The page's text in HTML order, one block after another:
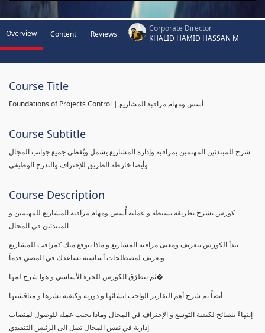
Overview Content Reviews
Corporate Director
KHALID HAMID HASSAN M
Course Title
Foundations of Projects Control | أسس ومهام مراقبة المشاريع
Course Subtitle
شرح للمبتدئين المهتمين بمراقبة وإدارة المشاريع يشمل ويُغطي جميع جوانب المجال
وأيضا خارطة الطريق للإحتراف والتدرج الوظيفي
Course Description
كورس يشرح بطريقة بسيطة و عملية أُسس ومهام مراقبة المشاريع للمهتمين و
المبتدئين في المجال
يبدأ الكورس بتعريف ومعنى مراقبة المشاريع و ماذا يتوقع منك كمراقب للمشاريع
وتعريف لمصطلحات أساسية تساعدك في المضي قدماً
ثم يتطرّق الكورس للجزء الأساسي و هوا شرح لمها�
أيضاً تم شرح أهم التقارير الواجب انشائها و دورية وكيفية نشرها و مناقشتها
إنتهاءً بنصائح لكيفية التوسع و الإحتراف في المجال وماذا يجيب عمله للوصول لمنصاب
إدارية في نفس المجال تصل الى الرئيس التنفيذي